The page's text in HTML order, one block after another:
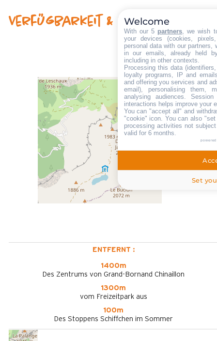
Verfügbarkeit & Preise
ENTFERNT :
1400m
Des Zentrums von Grand-Bornand Chinaillon
1300m
vom Freizeitpark aus
100m
Des Stoppens Schiffchen im Sommer
Welcome
With our 5 partners, we wish
your devices (cookies,
personal data with our partners,
in our emails, already held
including in other contexts.
Processing this data
loyalty programs, IP and
and offering you services and
email), personalising them,
analysing audiences.
interactions helps improve your
You can "accept all" and
"cookie" icon. You can also
processing activities not
valid for 6 months.
Set